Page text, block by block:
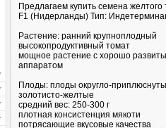
Предлагаем купить семена желтого
F1 (Нидерланды) Тип:
Растение: ранний крупноплодный
высокопродуктивный томат
мощное растение с хорошо
аппаратом
Плоды: плоды округло-
золотисто-желтые
средний вес: 250-300 г
плотная консистенция мякоти
потрясающие вкусовые качества